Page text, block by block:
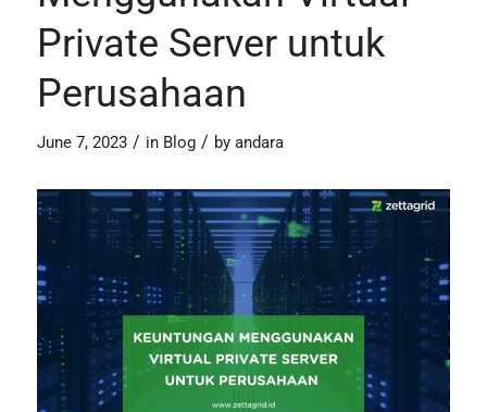
Private Server untuk
Perusahaan
June 7, 2023 / in Blog / by andara